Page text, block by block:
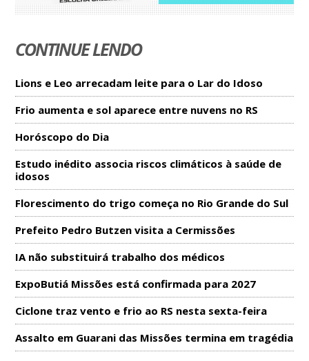
CONTINUE LENDO
Lions e Leo arrecadam leite para o Lar do Idoso
Frio aumenta e sol aparece entre nuvens no RS
Horóscopo do Dia
Estudo inédito associa riscos climáticos à saúde de
idosos
Florescimento do trigo começa no Rio Grande do Sul
Prefeito Pedro Butzen visita a Cermissões
IA não substituirá trabalho dos médicos
ExpoButiá Missões está confirmada para 2027
Ciclone traz vento e frio ao RS nesta sexta-feira
Assalto em Guarani das Missões termina em tragédia